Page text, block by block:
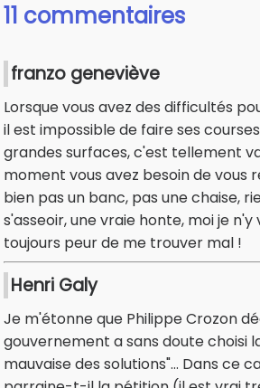
11 commentaires
franzo geneviève
Lorsque vous avez des difficultés
il est impossible de faire ses
grandes surfaces, c'est tellement
moment vous avez besoin de vous
bien pas un banc, pas une chaise,
s'asseoir, une vraie honte, moi je n'y
toujours peur de me trouver mal !
Henri Galy
Je m'étonne que Philippe Crozon
gouvernement a sans doute choisi
mauvaise des solutions"... Dans ce